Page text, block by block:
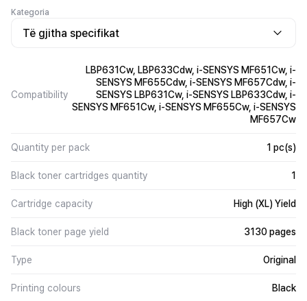
Kategoria
Të gjitha specifikat
Compatibility
LBP631Cw, LBP633Cdw, i-SENSYS MF651Cw, i-
SENSYS MF655Cdw, i-SENSYS MF657Cdw, i-
SENSYS LBP631Cw, i-SENSYS LBP633Cdw, i-
SENSYS MF651Cw, i-SENSYS MF655Cw, i-SENSYS
MF657Cw
Quantity per pack 1 pc(s)
Black toner cartridges quantity 1
Cartridge capacity High (XL) Yield
Black toner page yield 3130 pages
Type Original
Printing colours Black